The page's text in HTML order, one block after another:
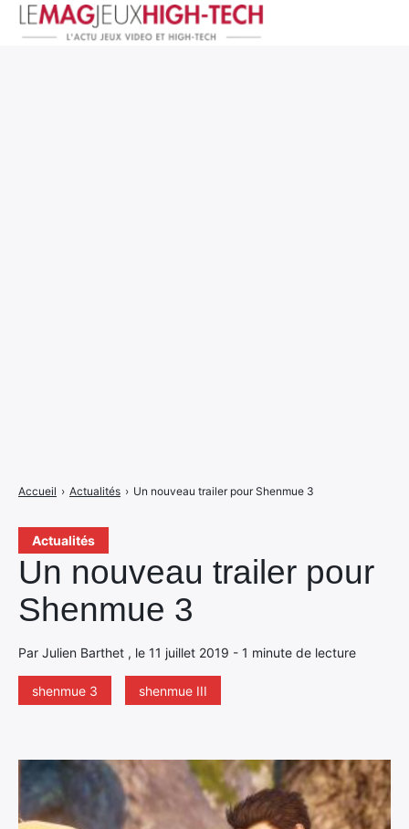
Actualités
Un nouveau trailer pour
Shenmue 3
Par Julien Barthet , le 11 juillet 2019 - 1 minute de lecture
shenmue 3 shenmue III
Accueil › Actualités › Un nouveau trailer pour Shenmue 3